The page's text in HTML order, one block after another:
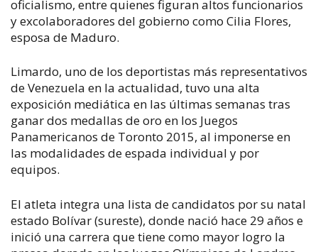
oficialismo, entre quienes figuran altos funcionarios
y excolaboradores del gobierno como Cilia Flores,
esposa de Maduro.
Limardo, uno de los deportistas más representativos
de Venezuela en la actualidad, tuvo una alta
exposición mediática en las últimas semanas tras
ganar dos medallas de oro en los Juegos
Panamericanos de Toronto 2015, al imponerse en
las modalidades de espada individual y por
equipos.
El atleta integra una lista de candidatos por su natal
estado Bolívar (sureste), donde nació hace 29 años e
inició una carrera que tiene como mayor logro la